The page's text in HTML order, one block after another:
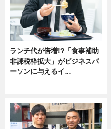
ランチ代が倍増!?「食事補助
非課税枠拡大」がビジネスパ
ーソンに与えるイ…